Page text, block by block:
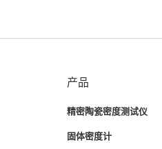
产品
精密陶瓷密度测试仪
固体密度计